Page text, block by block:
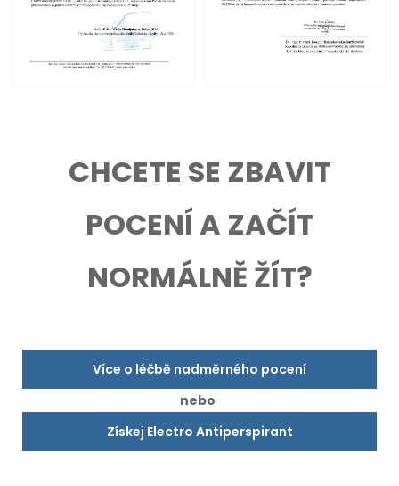
CHCETE SE ZBAVIT
POCENÍ A ZAČÍT
NORMÁLNĚ ŽÍT?
Více o léčbě nadměrného pocení
nebo
Získej Electro Antiperspirant